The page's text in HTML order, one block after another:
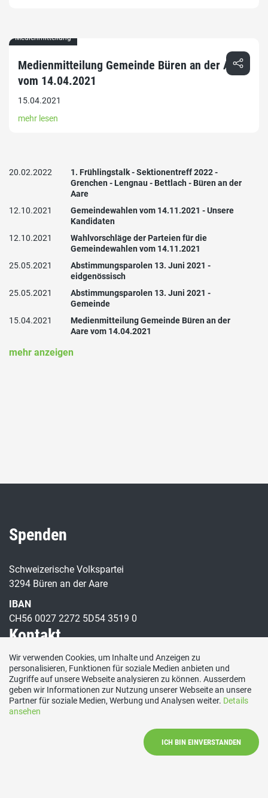
Medienmitteilung
Medienmitteilung Gemeinde Büren an der Aare
vom 14.04.2021
15.04.2021
mehr lesen
20.02.2022
1. Frühlingstalk - Sektionentreff 2022 -
Grenchen - Lengnau - Bettlach - Büren an der
Aare
12.10.2021
Gemeindewahlen vom 14.11.2021 - Unsere
Kandidaten
12.10.2021
Wahlvorschläge der Parteien für die
Gemeindewahlen vom 14.11.2021
25.05.2021
Abstimmungsparolen 13. Juni 2021 -
eidgenössisch
25.05.2021
Abstimmungsparolen 13. Juni 2021 -
Gemeinde
15.04.2021
Medienmitteilung Gemeinde Büren an der
Aare vom 14.04.2021
mehr anzeigen
Spenden
Schweizerische Volkspartei
3294 Büren an der Aare
IBAN
CH56 0027 2272 5D54 3519 0
Kontakt
E-Mail
info@svp-bueren.ch
Social Media
Wir verwenden Cookies, um Inhalte und Anzeigen zu
personalisieren, Funktionen für soziale Medien anbieten und
Zugriffe auf unsere Webseite analysieren zu können. Ausserdem
geben wir Informationen zur Nutzung unserer Webseite an unsere
Partner für soziale Medien, Werbung und Analysen weiter. Details
ansehen
ICH BIN EINVERSTANDEN